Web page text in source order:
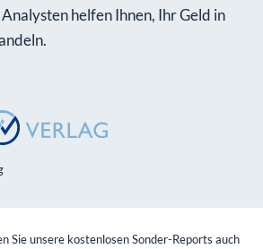
helfen Ihnen, Ihr Geld in
Sie unsere kostenlosen Sonder-Reports auch